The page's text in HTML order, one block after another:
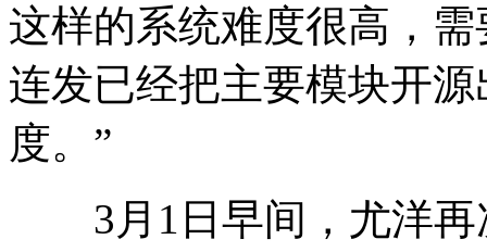
这样的系统难度很高，需
连发已经把主要模块开
度。”
3月1日早间，尤洋再